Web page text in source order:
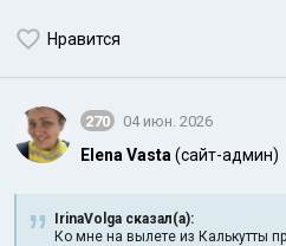
Нравится
270 04 июн. 2026
Elena Vasta (сайт-админ)
IrinaVolga сказал(а):
Ко мне на вылете из Калькутты